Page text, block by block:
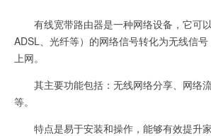
有线宽带路由器是一种网络设备，它可
ADSL、光纤等）的网络信号转化为无线信
上网。
其主要功能包括：无线网络分享、网络
等。
特点是易于安装和操作，能够有效提升家